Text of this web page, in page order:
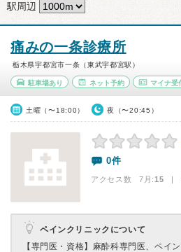
駅周辺
痛みの一条診療所
栃木県宇都宮市一条（東武宇都宮駅）
駐車場あり ネット予約 マイナ受
土曜（〜18:00） 夜（〜20:45）
0件
アクセス数 7月:15 |
ペインクリニックについて
【専門医・資格】 麻酔科専門医、ペイ